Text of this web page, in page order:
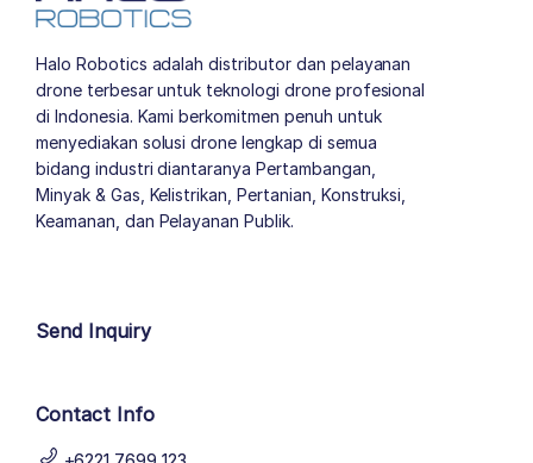
Halo Robotics adalah distributor dan pelayanan
drone terbesar untuk teknologi drone profesional
di Indonesia. Kami berkomitmen penuh untuk
menyediakan solusi drone lengkap di semua
bidang industri diantaranya Pertambangan,
Minyak & Gas, Kelistrikan, Pertanian, Konstruksi,
Keamanan, dan Pelayanan Publik.
Send Inquiry
Contact Info